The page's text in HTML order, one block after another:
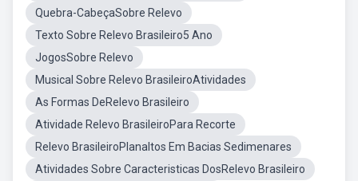
Quebra-CabeçaSobre Relevo
Texto Sobre Relevo Brasileiro5 Ano
JogosSobre Relevo
Musical Sobre Relevo BrasileiroAtividades
As Formas DeRelevo Brasileiro
Atividade Relevo BrasileiroPara Recorte
Relevo BrasileiroPlanaltos Em Bacias Sedimenares
Atividades Sobre Caracteristicas DosRelevo Brasileiro